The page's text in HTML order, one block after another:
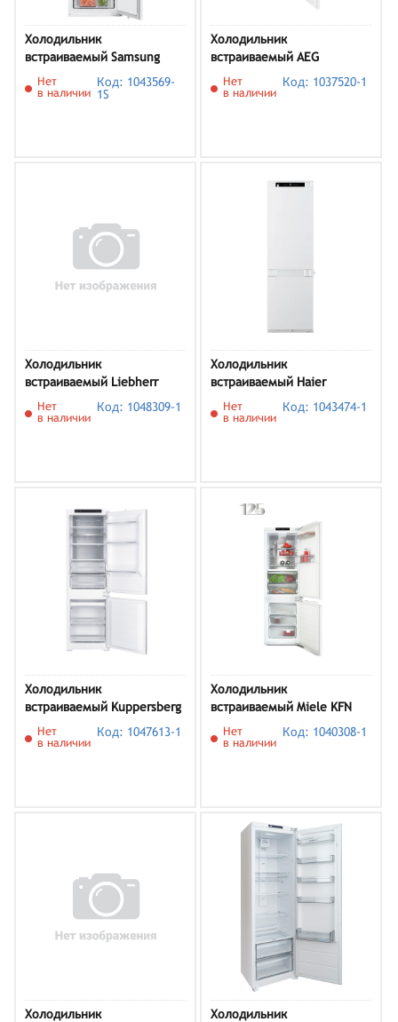
Холодильник
встраиваемый Samsung
BRB80F26DEF0EO
Нет
в наличии
Код: 1043569-
1S
Холодильник
встраиваемый AEG
SCB819E8TS
Нет
в наличии
Код: 1037520-1
Холодильник
встраиваемый Liebherr
IRBci 5151
Нет
в наличии
Код: 1048309-1
Холодильник
встраиваемый Haier
HBCN5177U1
Нет
в наличии
Код: 1043474-1
Холодильник
встраиваемый Kuppersberg
RBN 1767
Нет
в наличии
Код: 1047613-1
Холодильник
встраиваемый Miele KFN
7744 C 125 Gala Edition,
белый
Нет
в наличии
Код: 1040308-1
Холодильник
Холодильник